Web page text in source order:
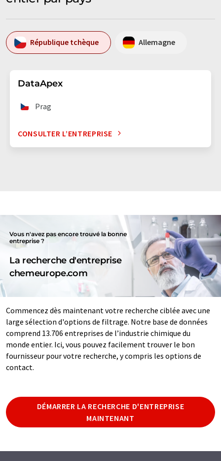
République tchèque Allemagne
DataApex
Prag
CONSULTER L’ENTREPRISE
Vous n'avez pas encore trouvé la bonne
entreprise ?
La recherche d'entreprise
chemeurope.com
Commencez dès maintenant votre recherche ciblée avec une
large sélection d'options de filtrage. Notre base de données
comprend 13.706 entreprises de l’industrie chimique du
monde entier. Ici, vous pouvez facilement trouver le bon
fournisseur pour votre recherche, y compris les options de
contact.
DÉMARRER LA RECHERCHE D'ENTREPRISE
MAINTENANT